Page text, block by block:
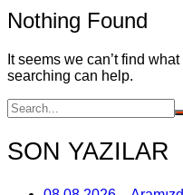
Nothing Found
It seems we can’t find
searching can help.
SON YAZILAR